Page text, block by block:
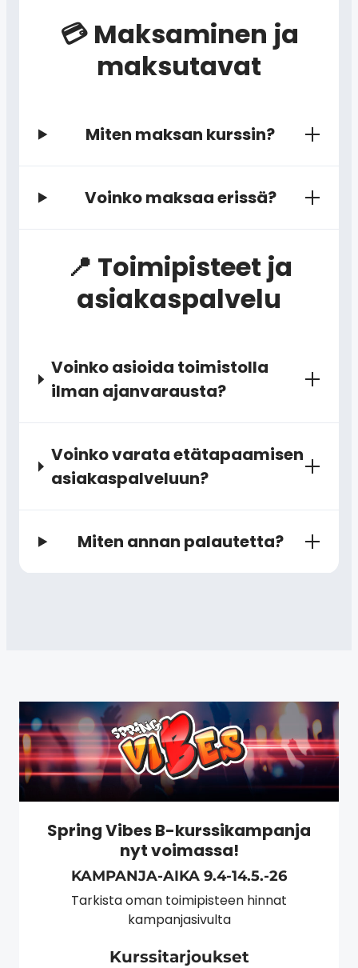
💳 Maksaminen ja
maksutavat
Miten maksan kurssin?
Voinko maksaa erissä?
📍 Toimipisteet ja
asiakaspalvelu
Voinko asioida toimistolla
ilman ajanvarausta?
Voinko varata etätapaamisen
asiakaspalveluun?
Miten annan palautetta?
Spring Vibes B-kurssikampanja
nyt voimassa!
KAMPANJA-AIKA 9.4-14.5.-26
Tarkista oman toimipisteen hinnat
kampanjasivulta
Kurssitarjoukset